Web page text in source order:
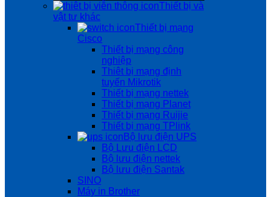
Thiết bị và
vật tư khác
Thiết bị mạng
Cisco
Thiết bị mạng công
nghiệp
Thiêt bị mạng định
tuyến Mikrotik
Thiết bị mạng nettek
Thiết bị mạng Planet
Thiết bị mạng Ruijie
Thiết bị mạng TPlink
Bộ lưu điện UPS
Bộ Lưu điện LCD
Bộ lưu điện nettek
Bộ lưu điện Santak
SINO
Máy in Brother